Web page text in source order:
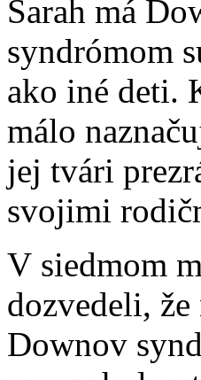
Sarah má
syndrómom
ako iné deti.
málo
jej tvári
svojimi
V siedmom
dozvedeli,
Downov